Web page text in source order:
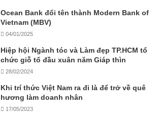
Ocean Bank đổi tên thành Modern Bank of
Vietnam (MBV)
04/01/2025
Hiệp hội Ngành tóc và Làm đẹp TP.HCM tổ
chức giỗ tổ đầu xuân năm Giáp thìn
28/02/2024
Khi trí thức Việt Nam ra đi là để trở về quê
hương làm doanh nhân
17/05/2023